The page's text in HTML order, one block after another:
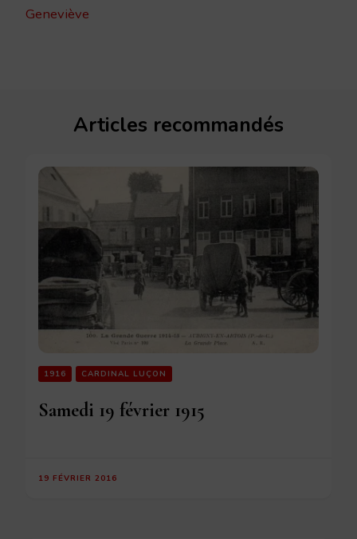
Geneviève
Articles recommandés
1916 CARDINAL LUÇON
Samedi 19 février 1915
19 FÉVRIER 2016